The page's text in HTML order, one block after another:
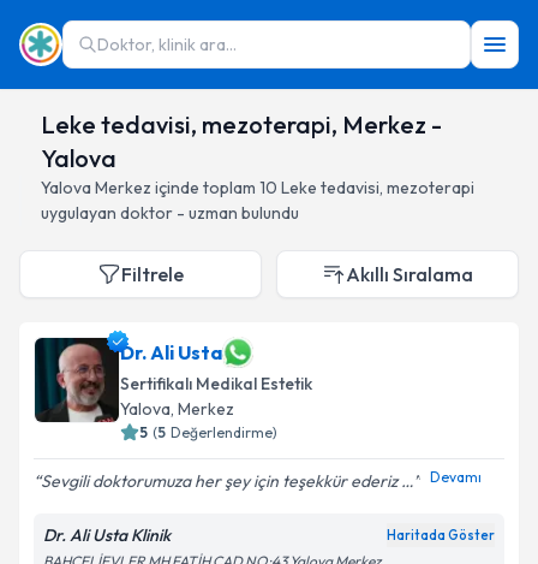
Doktor, klinik ara...
Leke tedavisi, mezoterapi, Merkez -
Yalova
Yalova Merkez içinde toplam 10 Leke tedavisi, mezoterapi
uygulayan doktor - uzman bulundu
Filtrele Akıllı Sıralama
Dr. Ali Usta
Sertifikalı Medikal Estetik
Yalova, Merkez
5 (5 Değerlendirme)
Sevgili doktorumuza her şey için teşekkür ederiz … Devamı
Dr. Ali Usta Klinik Haritada Göster